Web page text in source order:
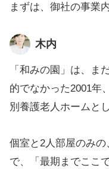
まずは、御社の事業
木内
「和みの園」は、ま
的でなかった2001年
別養護老人ホームと
個室と2人部屋のみ
で、「最期までここ